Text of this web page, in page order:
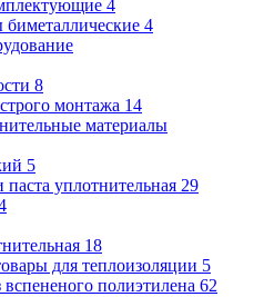
4
4
8
монтажа 14
материалы
5
уплотнительная 29
18
для теплоизоляции 5
полиэтилена 62